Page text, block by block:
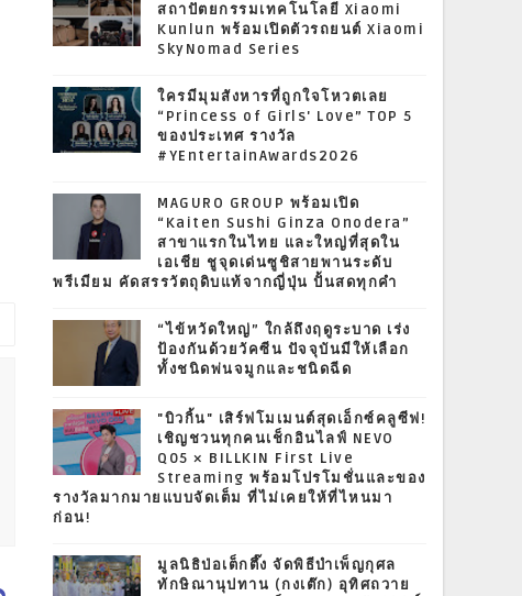
สถาปัตยกรรมเทคโนโลยี Xiaomi
Kunlun พร้อมเปิดตัวรถยนต์ Xiaomi
SkyNomad Series
ใครมีมุมสังหารที่ถูกใจโหวตเลย
“Princess of Girls' Love” TOP 5
ของประเทศ รางวัล
#YEntertainAwards2026
MAGURO GROUP พร้อมเปิด
“Kaiten Sushi Ginza Onodera”
สาขาแรกในไทย และใหญ่ที่สุดใน
เอเชีย ชูจุดเด่นซูชิสายพานระดับ
พรีเมียม คัดสรรวัตถุดิบแท้จากญี่ปุ่น ปั้นสดทุกคำ
“ไข้หวัดใหญ่” ใกล้ถึงฤดูระบาด เร่ง
ป้องกันด้วยวัคซีน ปัจจุบันมีให้เลือก
ทั้งชนิดพ่นจมูกและชนิดฉีด
"บิวกิ้น" เสิร์ฟโมเมนต์สุดเอ็กซ์คลูซีฟ!
เชิญชวนทุกคนเช็กอินไลฟ์ NEVO
Q05 × BILLKIN First Live
Streaming พร้อมโปรโมชั่นและของ
รางวัลมากมายแบบจัดเต็ม ที่ไม่เคยให้ที่ไหนมา
ก่อน!
มูลนิธิป่อเต็กตึ๊ง จัดพิธีบำเพ็ญกุศล
ทักษิณานุปทาน (กงเต๊ก) อุทิศถวาย